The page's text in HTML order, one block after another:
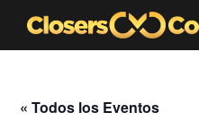
« Todos los Eventos